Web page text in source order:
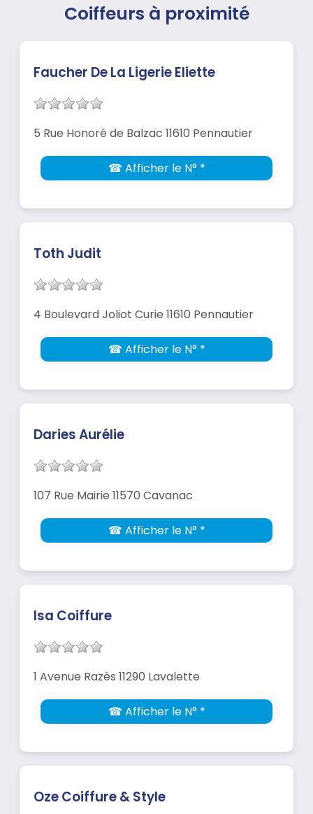
Coiffeurs à proximité
Faucher De La Ligerie Eliette
5 Rue Honoré de Balzac 11610 Pennautier
☎ Afficher le N° *
Toth Judit
4 Boulevard Joliot Curie 11610 Pennautier
☎ Afficher le N° *
Daries Aurélie
107 Rue Mairie 11570 Cavanac
☎ Afficher le N° *
Isa Coiffure
1 Avenue Razès 11290 Lavalette
☎ Afficher le N° *
Oze Coiffure & Style